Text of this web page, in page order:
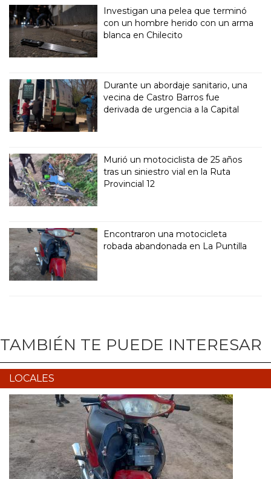
Investigan una pelea que terminó
con un hombre herido con un arma
blanca en Chilecito
Durante un abordaje sanitario, una
vecina de Castro Barros fue
derivada de urgencia a la Capital
Murió un motociclista de 25 años
tras un siniestro vial en la Ruta
Provincial 12
Encontraron una motocicleta
robada abandonada en La Puntilla
TAMBIÉN TE PUEDE INTERESAR
LOCALES